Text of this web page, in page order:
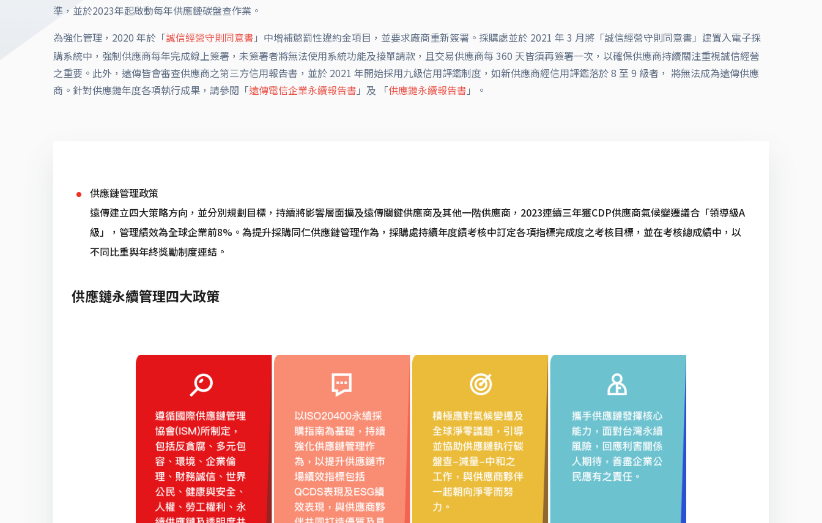
準，並於2023年起啟動每年供應鏈碳盤查作業。
為強化管理，2020 年於「誠信經營守則同意書 」中增補懲罰性違約金項目，並要求廠商重新簽署。採購處並於 2021 年 3 月將「誠信經營守則同意書」建置入電子採
購系統中，強制供應商每年完成線上簽署，未簽署者將無法使用系統功能及接單請款，且交易供應商每 360 天皆須再簽署一次，以確保供應商持續關注重視誠信經營
之重要。此外，遠傳皆會審查供應商之第三方信用報告書，並於 2021 年開始採用九級信用評鑑制度，如新供應商經信用評鑑落於 8 至 9 級者， 將無法成為遠傳供應
商。針對供應鏈年度各項執行成果，請參閱「遠傳電信企業永續報告書 」及 「供應鏈永續報告書 」。
供應鏈管理政策
遠傳建立四大策略方向，並分別規劃目標，持續將影響層面擴及遠傳關鍵供應商及其他一階供應商，2023連續三年獲CDP供應商氣候變遷議合「領導級A
級」，管理績效為全球企業前8%。為提升採購同仁供應鏈管理作為，採購處持續年度績考核中訂定各項指標完成度之考核目標，並在考核總成績中，以
不同比重與年終獎勵制度連結。
供應鏈永續管理四大政策